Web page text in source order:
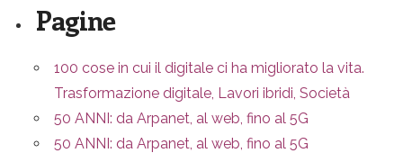
Pagine
100 cose in cui il digitale ci ha migliorato la vita.
Trasformazione digitale, Lavori ibridi, Società
50 ANNI: da Arpanet, al web, fino al 5G
50 ANNI: da Arpanet, al web, fino al 5G